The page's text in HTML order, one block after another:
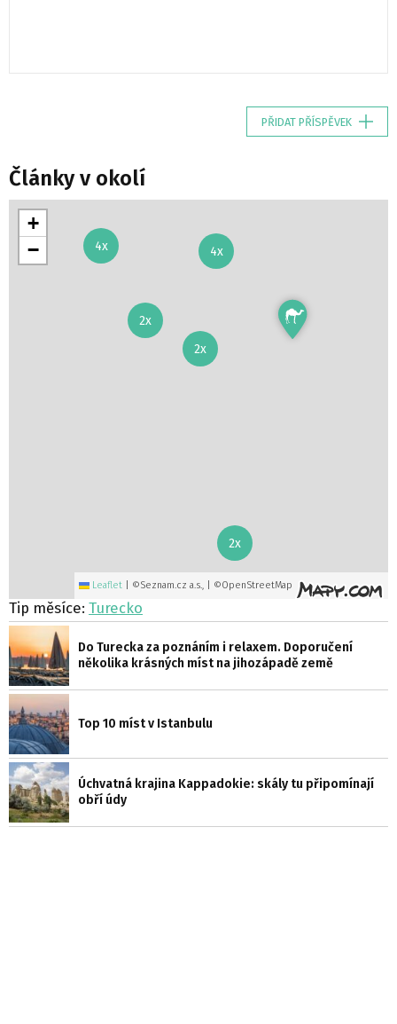
PŘIDAT PŘÍSPĚVEK
Články v okolí
4x
2x
2x
2x
4x
+
−
Leaflet ©Seznam.cz a.s., | ©OpenStreetMap
Tip měsíce: Turecko
Do Turecka za poznáním i relaxem. Doporučení
několika krásných míst na jihozápadě země
Top 10 míst v Istanbulu
Úchvatná krajina Kappadokie: skály tu připomínají
obří údy